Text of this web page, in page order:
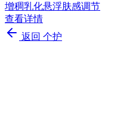
增稠乳化悬浮肤感调节
查看详情
返回 个护